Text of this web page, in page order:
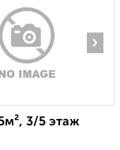
›
3/5 этаж